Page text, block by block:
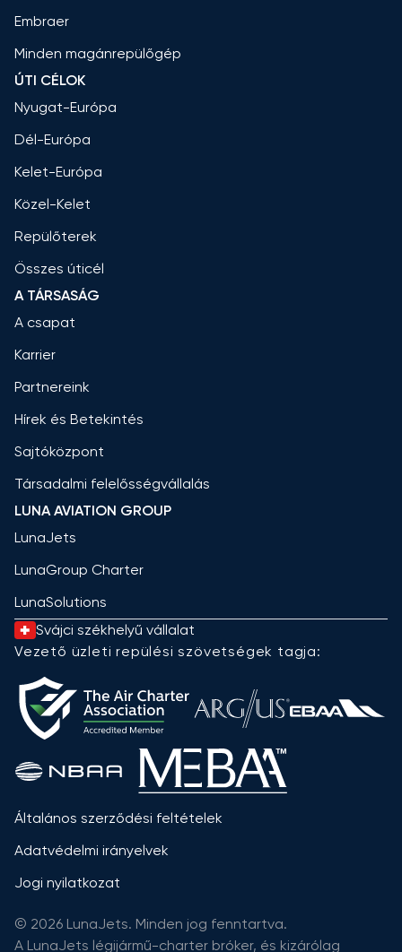
Embraer
Minden magánrepülőgép
ÚTI CÉLOK
Nyugat-Európa
Dél-Európa
Kelet-Európa
Közel-Kelet
Repülőterek
Összes úticél
A TÁRSASÁG
A csapat
Karrier
Partnereink
Hírek és Betekintés
Sajtóközpont
Társadalmi felelősségvállalás
LUNA AVIATION GROUP
LunaJets
LunaGroup Charter
LunaSolutions
Svájci székhelyű vállalat
Vezető üzleti repülési szövetségek tagja:
Általános szerződési feltételek
Adatvédelmi irányelvek
Jogi nyilatkozat
© 2026 LunaJets. Minden jog fenntartva.
A LunaJets légijármű-charter bróker, és kizárólag